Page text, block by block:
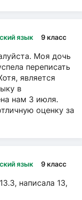
язык 9 класс
Моя дочь
переписать
является
в
нам 3 июля.
оценку за
язык 9 класс
написала 13,